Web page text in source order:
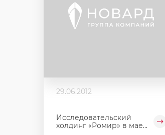
29.06.2012
Исследовательский
холдинг «Ромир» в мае...